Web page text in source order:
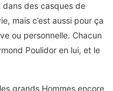
des casques de
mais c’est aussi pour ça
ou personnelle. Chacun
Poulidor en lui, et le
grands Hommes encore